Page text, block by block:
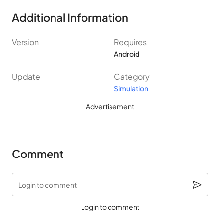
Additional Information
Version Requires
Android
Update Category
Simulation
Advertisement
Comment
Login to comment
Login to comment